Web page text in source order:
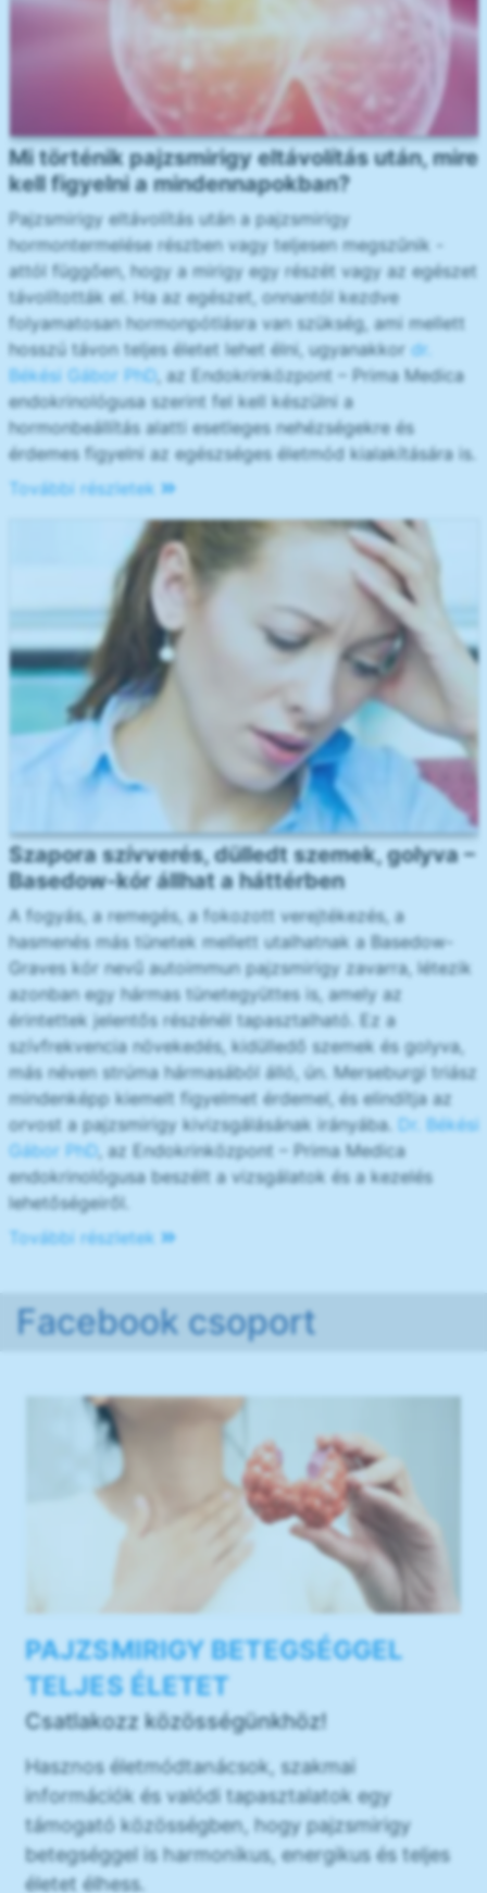
Mi történik pajzsmirigy eltávolítás után, mire
kell figyelni a mindennapokban?
Pajzsmirigy eltávolítás után a pajzsmirigy
hormontermelése részben vagy teljesen megszűnik -
attól függően, hogy a mirigy egy részét vagy az egészet
távolították el. Ha az egészet, onnantól kezdve
folyamatosan hormonpótlásra van szükség, ami mellett
hosszú távon teljes életet lehet élni, ugyanakkor dr.
Békési Gábor PhD
, az Endokrinközpont – Prima Medica
endokrinológusa szerint fel kell készülni a
hormonbeállítás alatti esetleges nehézségekre és
érdemes figyelni az egészséges életmód kialakítására is.
További részletek
Szapora szívverés, dülledt szemek, golyva –
Basedow-kór állhat a háttérben
A fogyás, a remegés, a fokozott verejtékezés, a
hasmenés más tünetek mellett utalhatnak a Basedow-
Graves kór nevű autoimmun pajzsmirigy zavarra, létezik
azonban egy hármas tünetegyüttes is, amely az
érintettek jelentős részénél tapasztalható. Ez a
szívfrekvencia növekedés, kidülledő szemek és golyva,
más néven strúma hármasából álló, ún. Merseburgi triász
mindenképp kiemelt figyelmet érdemel, és elindítja az
orvost a pajzsmirigy kivizsgálásának irányába. Dr. Békési
Gábor PhD, az Endokrinközpont – Prima Medica
endokrinológusa beszélt a vizsgálatok és a kezelés
lehetőségeiről.
További részletek
Facebook csoport
PAJZSMIRIGY BETEGSÉGGEL
TELJES ÉLETET
Csatlakozz közösségünkhöz!
Hasznos életmódtanácsok, szakmai
információk és valódi tapasztalatok egy
támogató közösségben, hogy pajzsmirigy
betegséggel is harmonikus, energikus és teljes
életet élhess.